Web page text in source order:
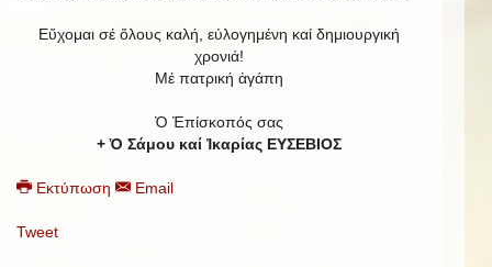
Εὔχομαι σέ ὅλους καλή, εὐλογημένη καί δημιουργική
χρονιά!
Μέ πατρική ἀγάπη
Ὁ Ἐπίσκοπός σας
+ Ὁ Σάμου καί Ἰκαρίας ΕΥΣΕΒΙΟΣ
Εκτύπωση Email
Tweet